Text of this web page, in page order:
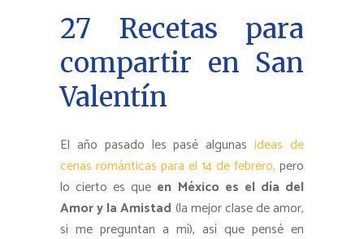
27 Recetas para
compartir en San
Valentín
El año pasado les pasé algunasideas de
cenas románticas para el 14 de febrero, pero
lo cierto es que en México es el día del
Amor y la Amistad (la mejor clase de amor,
si me preguntan a mí), así que pensé en